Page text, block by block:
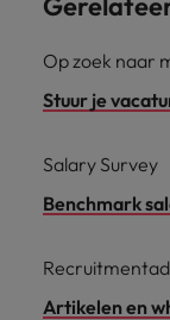
Op zoek naar
Stuur je
Salary Survey
Benchmark
Artikelen en